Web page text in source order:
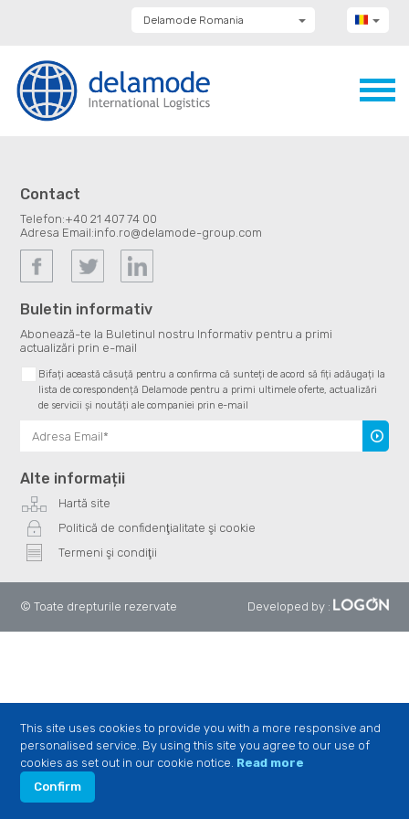
Delamode Romania
Delamode Bulgaria
Delamode Estonia
Delamode Latvia
Contact
Telefon:+40 21 407 74 00
Adresa Email:info.ro@delamode-group.com
Buletin informativ
Abonează-te la Buletinul nostru Informativ pentru a primi
actualizări prin e-mail
Bifați această căsuță pentru a confirma că sunteți de acord să fiți adăugați la
lista de corespondență Delamode pentru a primi ultimele oferte, actualizări
de servicii și noutăți ale companiei prin e-mail
Alte informații
Hartă site
Politică de confidenţialitate şi cookie
Termeni şi condiţii
© Toate drepturile rezervate Developed by :
This site uses cookies to provide you with a more responsive and
personalised service. By using this site you agree to our use of
cookies as set out in our cookie notice. Read more
Confirm